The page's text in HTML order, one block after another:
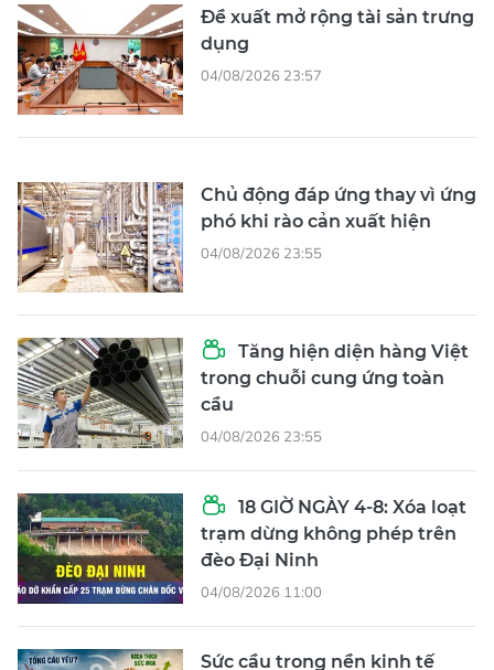
Đề xuất mở rộng tài sản trưng
dụng
04/08/2026 23:57
Chủ động đáp ứng thay vì ứng
phó khi rào cản xuất hiện
04/08/2026 23:55
Tăng hiện diện hàng Việt
trong chuỗi cung ứng toàn
cầu
04/08/2026 23:55
18 GIỜ NGÀY 4-8: Xóa loạt
trạm dừng không phép trên
đèo Đại Ninh
04/08/2026 11:00
Sức cầu trong nền kinh tế